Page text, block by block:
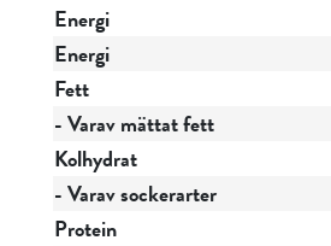
Energi
Energi
Fett
- Varav mättat fett
Kolhydrat
- Varav sockerarter
Protein